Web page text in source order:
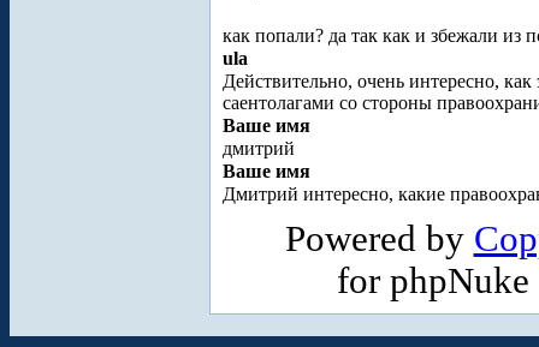
как попали? да так как и збежали из
ula
Действительно, очень интересно,
саентолагами со стороны
Ваше имя
дмитрий
Ваше имя
Дмитрий интересно, какие
Powered by
for